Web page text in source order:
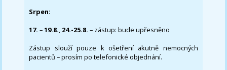
Srpen:
17. –19.8., 24.-25.8. – zástup: bude upřesněno
Zástup slouží pouze k ošetření akutně nemocných
pacientů – prosím po telefonické objednání.